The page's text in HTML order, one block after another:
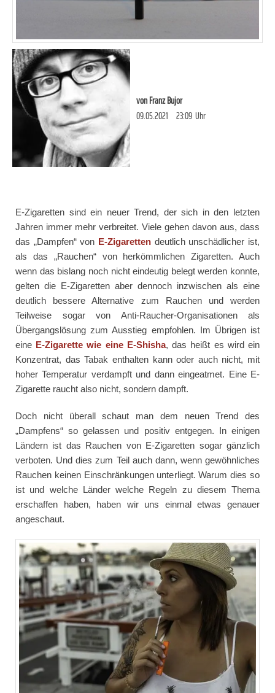
vonFranz Bujor
09.05.2021 23:09 Uhr
E-Zigaretten sind ein neuer Trend, der sich in den letzten
Jahren immer mehr verbreitet. Viele gehen davon aus, dass
das „Dampfen“ von E-Zigaretten deutlich unschädlicher ist,
als das „Rauchen“ von herkömmlichen Zigaretten. Auch
wenn das bislang noch nicht eindeutig belegt werden konnte,
gelten die E-Zigaretten aber dennoch inzwischen als eine
deutlich bessere Alternative zum Rauchen und werden
Teilweise sogar von Anti-Raucher-Organisationen als
Übergangslösung zum Ausstieg empfohlen. Im Übrigen ist
eine E-Zigarette wie eine E-Shisha, das heißt es wird ein
Konzentrat, das Tabak enthalten kann oder auch nicht, mit
hoher Temperatur verdampft und dann eingeatmet. Eine E-
Zigarette raucht also nicht, sondern dampft.
Doch nicht überall schaut man dem neuen Trend des
„Dampfens“ so gelassen und positiv entgegen. In einigen
Ländern ist das Rauchen von E-Zigaretten sogar gänzlich
verboten. Und dies zum Teil auch dann, wenn gewöhnliches
Rauchen keinen Einschränkungen unterliegt. Warum dies so
ist und welche Länder welche Regeln zu diesem Thema
erschaffen haben, haben wir uns einmal etwas genauer
angeschaut.